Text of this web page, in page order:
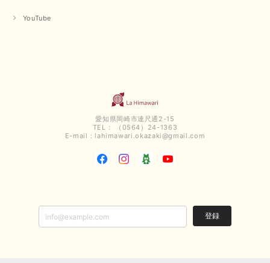
YouTube
愛知県岡崎市連尺通2-15
TEL： （0564）24-1363
E-mail： lahimawari.okazaki@gmail.com
登録